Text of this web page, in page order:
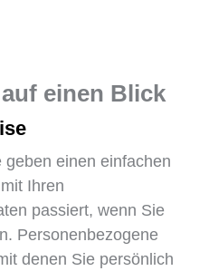
auf einen Blick
einen einfachen
Ihren
passiert, wenn Sie
Personenbezogene
denen Sie persönlich